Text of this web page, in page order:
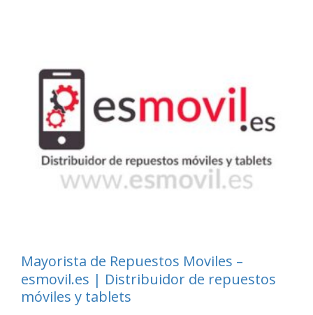
Mayorista de Repuestos Moviles –
esmovil.es | Distribuidor de repuestos
móviles y tablets